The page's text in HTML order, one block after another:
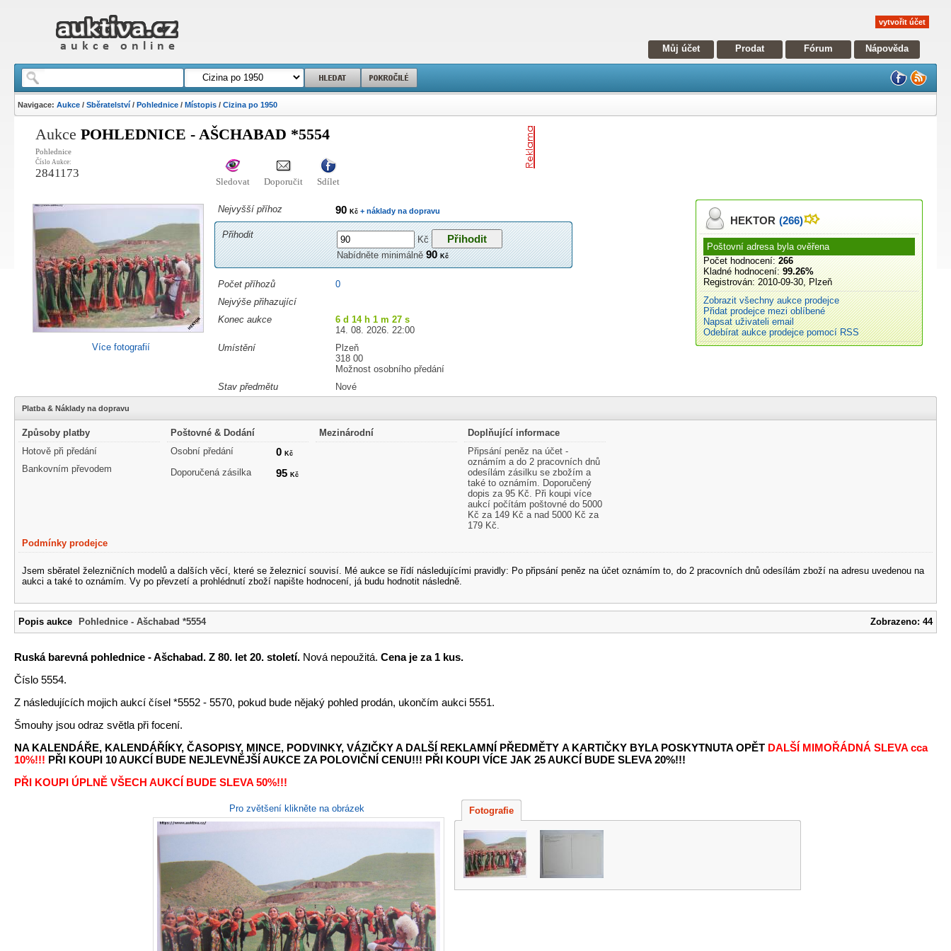
vytvořit účet
Můj účet Prodat Fórum Nápověda
Navigace:Aukce /Sběratelství /Pohlednice /Místopis /Cizina po 1950
AukcePOHLEDNICE - AŠCHABAD *5554
Pohlednice
Číslo Aukce:
2841173
Sledovat Doporučit Sdílet
Více fotografií
Nejvyšší příhoz 90Kč + náklady na dopravu
Přihodit
Kč
Nabídněte minimálně90Kč
Počet příhozů
0
Nejvýše přihazující
Konec aukce
6 d 14 h 1 m 26 s
14. 08. 2026. 22:00
Umístění
Plzeň
318 00
Možnost osobního předání
Stav předmětu
Nové
HEKTOR (266)
Poštovní adresa byla ověřena
Počet hodnocení: 266
Kladné hodnocení: 99.26%
Registrován: 2010-09-30, Plzeň
Zobrazit všechny aukce prodejce
Přidat prodejce mezi oblíbené
Napsat uživateli email
Odebírat aukce prodejce pomocí RSS
Platba & Náklady na dopravu
Způsoby platby
Hotově při předání
Bankovním převodem
Poštovné & Dodání
Osobní předání
0Kč
Doporučená zásilka 95Kč
Mezinárodní
Doplňující informace
Připsání peněz na účet -
oznámím a do 2 pracovních dnů
odesílám zásilku se zbožím a
také to oznámím. Doporučený
dopis za 95 Kč. Při koupi více
aukcí počítám poštovné do 5000
Kč za 149 Kč a nad 5000 Kč za
179 Kč.
Podmínky prodejce
Jsem sběratel železničních modelů a dalších věcí, které se železnicí souvisí. Mé aukce se řídí následujícími pravidly: Po připsání peněz na účet oznámím to, do 2 pracovních dnů odesílám zboží na adresu uvedenou na
aukci a také to oznámím. Vy po převzetí a prohlédnutí zboží napište hodnocení, já budu hodnotit následně.
Popis aukce Pohlednice - Ašchabad *5554 Zobrazeno: 44
Ruská barevná pohlednice - Ašchabad. Z 80. let 20. století. Nová nepoužitá.Cena je za 1 kus.
Číslo 5554.
Z následujících mojich aukcí čísel *5552 - 5570, pokud bude nějaký pohled prodán, ukončím aukci 5551.
Šmouhy jsou odraz světla při focení.
NA KALENDÁŘE, KALENDÁŘÍKY, ČASOPISY, MINCE, PODVINKY, VÁZIČKY A DALŠÍ REKLAMNÍ PŘEDMĚTY A KARTIČKY BYLA POSKYTNUTA OPĚT DALŠÍ MIMOŘÁDNÁ SLEVAcca
10%!!! PŘI KOUPI 10 AUKCÍ BUDE NEJLEVNĚJŠÍ AUKCE ZA POLOVIČNÍ CENU!!! PŘI KOUPI VÍCE JAK 25 AUKCÍ BUDE SLEVA 20%!!!
PŘI KOUPI ÚPLNĚ VŠECH AUKCÍ BUDE SLEVA 50%!!!
Pro zvětšení klikněte na obrázek Fotografie